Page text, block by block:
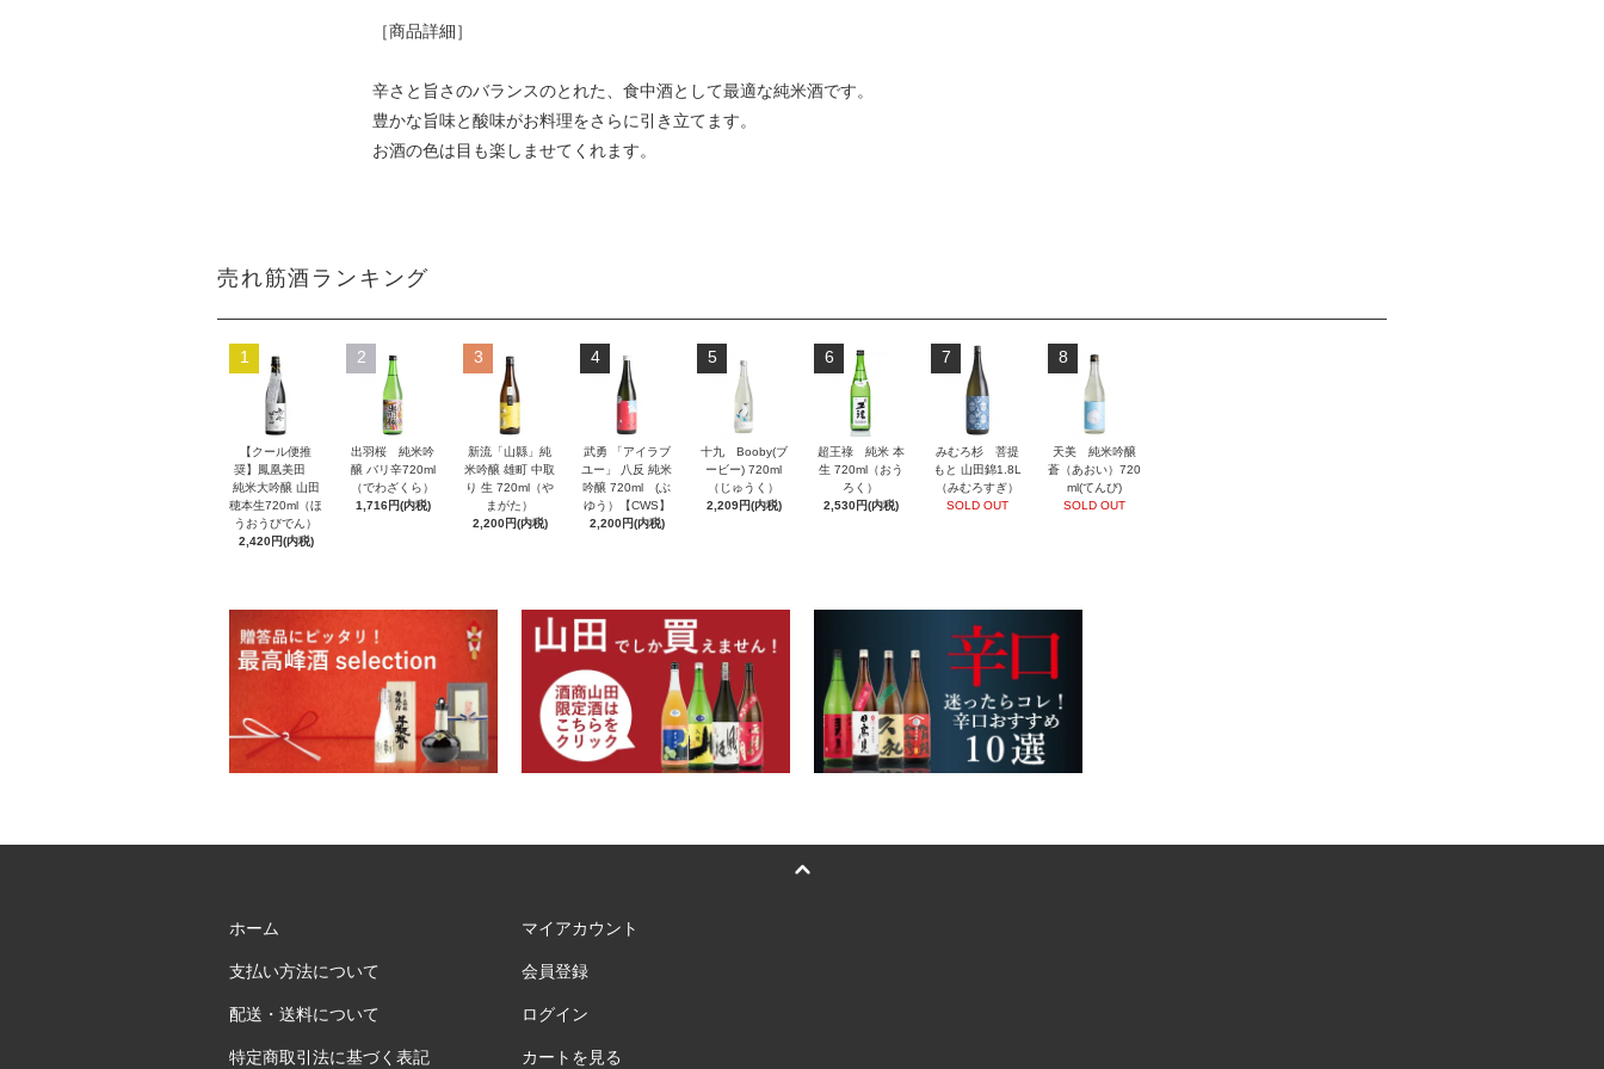
［商品詳細］
辛さと旨さのバランスのとれた、食中酒として最適な純米酒です。
豊かな旨味と酸味がお料理をさらに引き立てます。
お酒の色は目も楽しませてくれます。
売れ筋酒ランキング
1
【クール便推
奨】鳳凰美田
純米大吟醸 山田
穂本生720ml（ほ
うおうびでん）
2,420円(内税)
2
出羽桜 純米吟
醸 バリ辛720ml
（でわざくら）
1,716円(内税)
3
新流「山縣」純
米吟醸 雄町 中取
り 生 720ml（や
まがた）
2,200円(内税)
4
武勇 「アイラブ
ユー」 八反 純米
吟醸 720ml (ぶ
ゆう）【CWS】
2,200円(内税)
5
十九 Booby(ブ
ービー) 720ml
（じゅうく）
2,209円(内税)
6
超王祿 純米 本
生 720ml（おう
ろく）
2,530円(内税)
7
みむろ杉 菩提
もと 山田錦1.8L
（みむろすぎ）
SOLD OUT
8
天美 純米吟醸
蒼（あおい）720
ml(てんび)
SOLD OUT
ホーム
支払い方法について
配送・送料について
特定商取引法に基づく表記
マイアカウント
会員登録
ログイン
カートを見る